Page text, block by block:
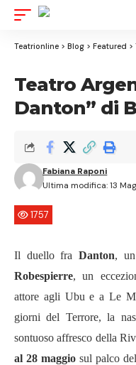
Teatrionline > Blog > Featured >
Teatro
Danton” di
Ultima modifica: 13
Fabiana Raponi
1757
Il duello fra Danton, un
Robespierre, un
attore agli Ubu e a Le
giorni del Terrore, la
sontuoso affresco della
al 28 maggio sul palco del